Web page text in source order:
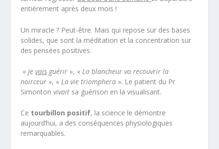
entièrement après deux mois !
Un miracle ? Peut-être. Mais qui repose sur des bases
solides, que sont la méditation et la concentration sur
des pensées positives.
«Jevais guérir », «La blancheur va recouvrir la
noirceur », «La vie triomphera ». Le patient du Pr
Simontonvivait sa guérison en la visualisant.
Ce tourbillon positif, la science le démontre
aujourd’hui, a des conséquences physiologiques
remarquables.